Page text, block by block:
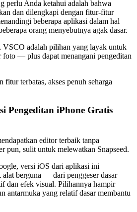
perlu Anda ketahui adalah bahwa
dan dilengkapi dengan fitur-fitur
beberapa aplikasi dalam hal
orang menyebutnya agak dasar.
VSCO adalah pilihan yang layak untuk
foto — plus dapat menangani pengeditan
fitur terbatas, akses penuh seharga
Pengeditan iPhone Gratis
editor terbaik tanpa
pun, sulit untuk melewatkan Snapseed.
versi iOS dari aplikasi ini
berguna — dari penggeser dasar
dan efek visual. Pilihannya hampir
antarmuka yang relatif dasar membantu